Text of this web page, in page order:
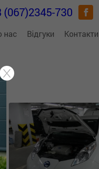
(067)2345-730
нас Відгуки Контакти